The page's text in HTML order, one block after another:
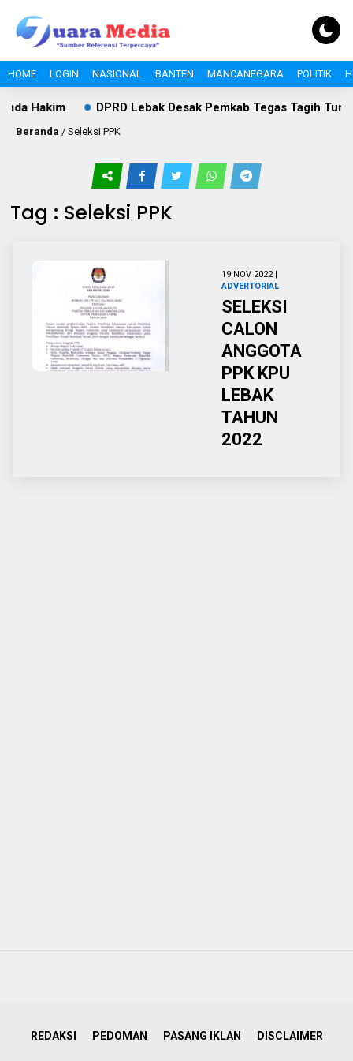
HOME LOGIN NASIONAL BANTEN MANCANEGARA POLITIK
Hakim DPRD Lebak Desak Pemkab Tegas Tagih
Beranda / Seleksi PPK
Tag : Seleksi PPK
19 NOV 2022 |
ADVERTORIAL
SELEKSI
CALON
ANGGOTA
PPK KPU
LEBAK
TAHUN
2022
REDAKSI PEDOMAN PASANG IKLAN DISCLAIMER